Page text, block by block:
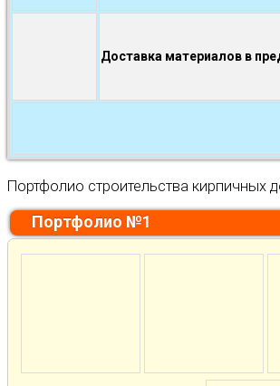
Доставка материалов в
Портфолио строительства кирпичных
Портфолио №1